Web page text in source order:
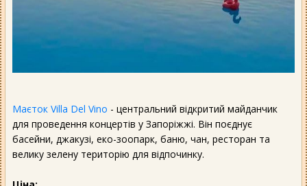
Маєток Villa Del Vino - центральний відкритий майданчик
для проведення концертів у Запоріжжі. Він поєднує
басейни, джакузі, еко-зоопарк, баню, чан, ресторан та
велику зелену територію для відпочинку.